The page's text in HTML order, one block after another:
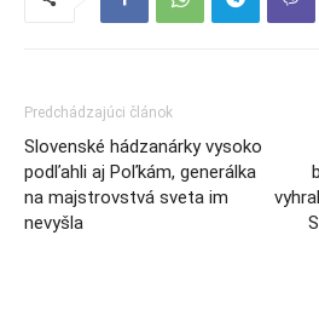
Predchádzajúci článok
Slovenské hádzanárky vysoko
podľahli aj Poľkám, generálka
na majstrovstvá sveta im
nevyšla